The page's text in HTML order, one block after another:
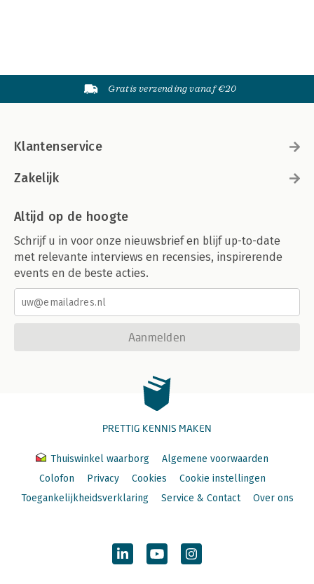
Gratis verzending vanaf €20
Klantenservice
Zakelijk
Altijd op de hoogte
Schrijf u in voor onze nieuwsbrief en blijf up-to-date
met relevante interviews en recensies, inspirerende
events en de beste acties.
Aanmelden
PRETTIG KENNIS MAKEN
Thuiswinkel waarborg
Algemene voorwaarden
Colofon
Privacy Cookies
Cookie instellingen
Toegankelijkheidsverklaring
Service & Contact Over ons